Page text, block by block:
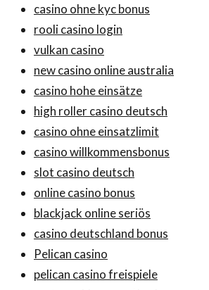
casino ohne kyc bonus
rooli casino login
vulkan casino
new casino online australia
casino hohe einsätze
high roller casino deutsch
casino ohne einsatzlimit
casino willkommensbonus
slot casino deutsch
online casino bonus
blackjack online seriös
casino deutschland bonus
Pelican casino
pelican casino freispiele